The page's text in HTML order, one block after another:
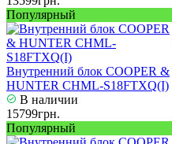
Популярный
Внутренний блок COOPER &
HUNTER CHML-S18FTXQ(I)
В наличии
15799грн.
Популярный